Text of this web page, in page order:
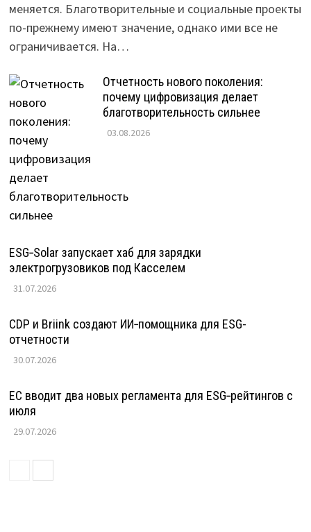
меняется. Благотворительные и социальные проекты
по-прежнему имеют значение, однако ими все не
ограничивается. На…
Отчетность нового поколения:
почему цифровизация делает
благотворительность сильнее
03.08.2026
ESG‑Solar запускает хаб для зарядки
электрогрузовиков под Касселем
31.07.2026
CDP и Briink создают ИИ‑помощника для ESG-
отчетности
30.07.2026
ЕС вводит два новых регламента для ESG‑рейтингов с
июля
29.07.2026